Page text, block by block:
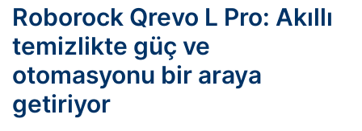
Roborock Qrevo L Pro: Akıllı
temizlikte güç ve
otomasyonu bir araya
getiriyor